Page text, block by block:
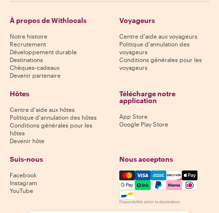
À propos de Withlocals
Notre histoire
Recrutement
Développement durable
Destinations
Chèques-cadeaux
Devenir partenaire
Voyageurs
Centre d'aide aux voyageurs
Politique d'annulation des
voyageurs
Conditions générales pour les
voyageurs
Hôtes
Centre d'aide aux hôtes
Politique d'annulation des hôtes
Conditions générales pour les
hôtes
Devenir hôte
Télécharge notre
application
App Store
Google Play Store
Suis-nous
Facebook
Instagram
YouTube
Nous acceptons
Mastercard, Visa, Amex,
Disponibilité selon la destination